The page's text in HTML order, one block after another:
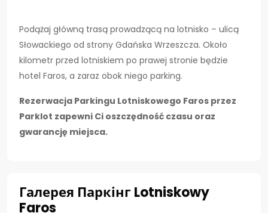
Podążaj główną trasą prowadzącą na lotnisko – ulicą
Słowackiego od strony Gdańska Wrzeszcza. Około
kilometr przed lotniskiem po prawej stronie będzie
hotel Faros, a zaraz obok niego parking.
Rezerwacja Parkingu Lotniskowego Faros przez
Parklot zapewni Ci oszczędność czasu oraz
gwarancję miejsca.
Галерея Паркінг Lotniskowy
Faros